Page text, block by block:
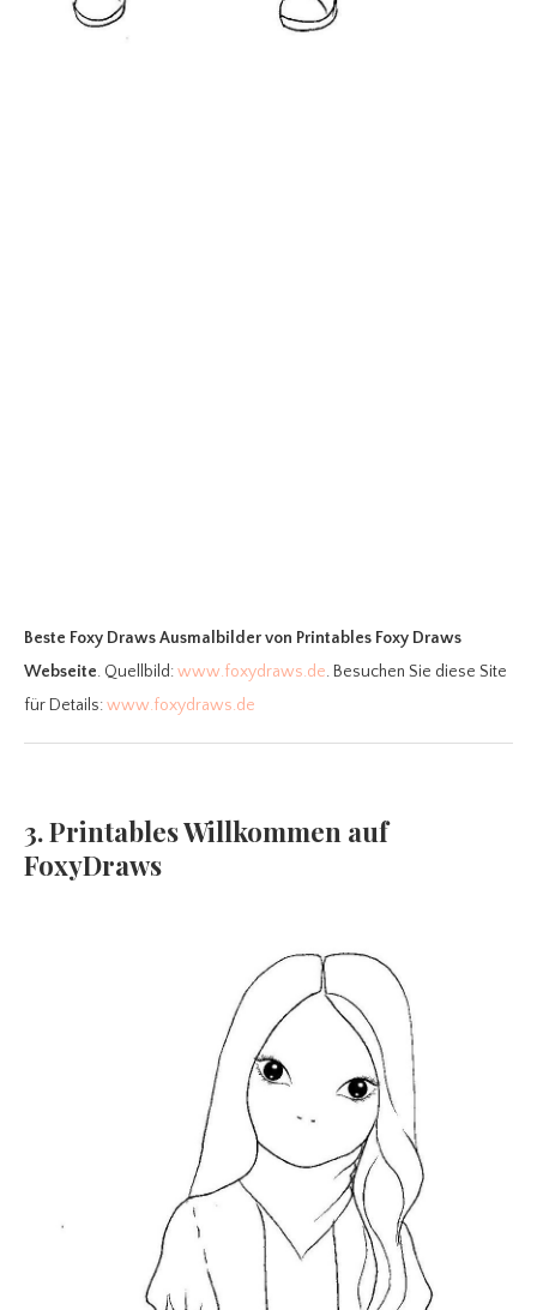
Beste Foxy Draws Ausmalbildervon Printables Foxy Draws
Webseite. Quellbild:www.foxydraws.de. Besuchen Sie diese Site
für Details:www.foxydraws.de
3. Printables Willkommen auf
FoxyDraws